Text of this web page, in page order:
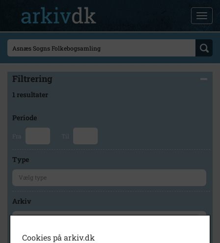
Filtrering
1 resultater
Periode
Fra Til
Type
Arkiv
Cookies på arkiv.dk